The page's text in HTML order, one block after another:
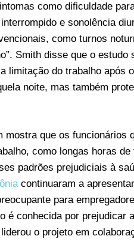
como dificuldade
e sonolência
como turnos
Smith disse que o
limitação do trabalho após
noite, mas também
mostra que os funcionários
como longas horas
padrões prejudiciais à
continuaram a
para
é conhecida por prejudicar
o projeto em